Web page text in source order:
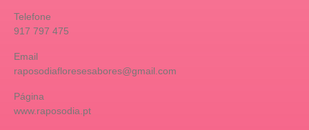
Telefone
917 797 475
Email
raposodiafloresesabores@gmail.com
Página
www.raposodia.pt